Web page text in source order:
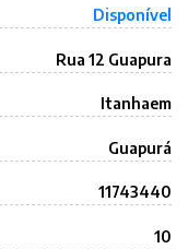
Disponível
Rua 12 Guapura
Itanhaem
Guapurá
11743440
10